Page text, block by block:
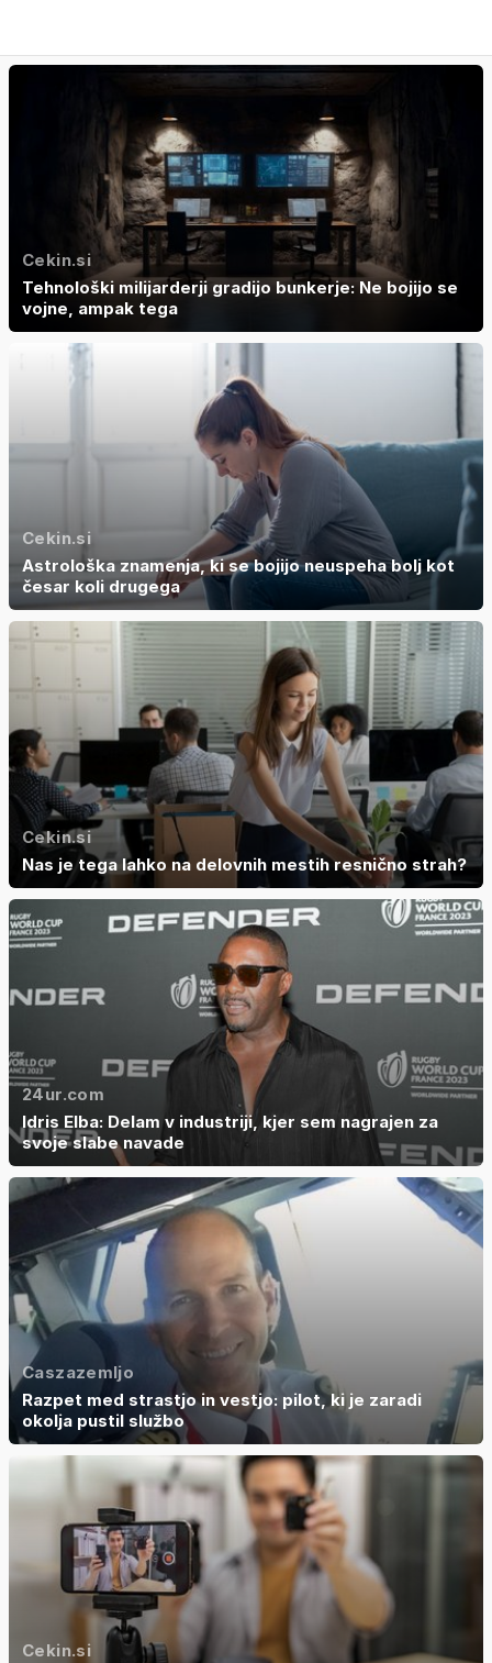
Cekin.si
Tehnološki milijarderji gradijo bunkerje: Ne bojijo se
vojne, ampak tega
Cekin.si
Astrološka znamenja, ki se bojijo neuspeha bolj kot
česar koli drugega
Cekin.si
Nas je tega lahko na delovnih mestih resnično strah?
24ur.com
Idris Elba: Delam v industriji, kjer sem nagrajen za
svoje slabe navade
Caszazemljo
Razpet med strastjo in vestjo: pilot, ki je zaradi
okolja pustil službo
Cekin.si